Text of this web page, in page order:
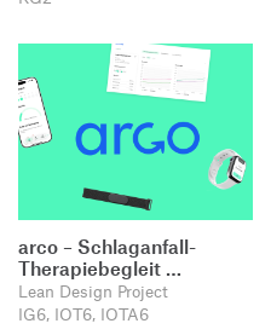
arco – Schlaganfall-
Therapiebegleit …
Lean Design Project
IG6, IOT6, IOTA6